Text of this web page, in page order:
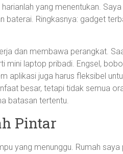
yang menentukan.
baterai. Ringkasnya: gadget
dan membawa perangkat.
mini laptop pribadi. Engsel,
aplikasi juga harus fleksibel
besar, tetapi tidak semua
batasan tertentu.
Pintar
yang menunggu. Rumah